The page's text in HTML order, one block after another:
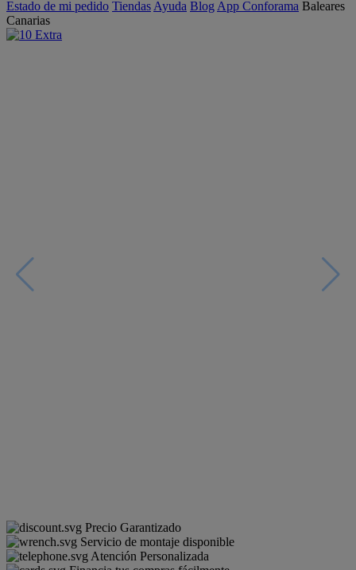
Estado de mi pedido Tiendas Ayuda Blog App Conforama Baleares
Canarias
Precio Garantizado
Servicio de montaje disponible
Atención Personalizada